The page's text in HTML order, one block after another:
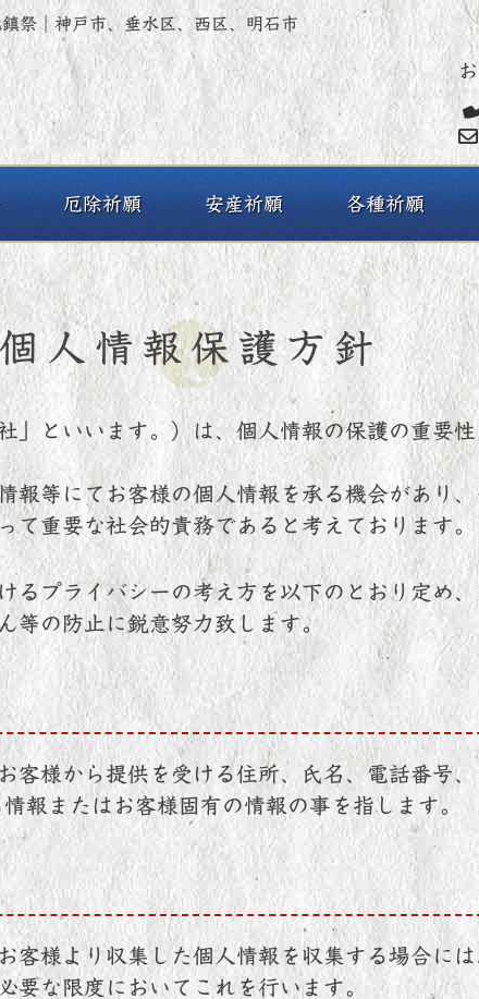
祭｜神戸市、垂水区、西区、明石市
厄除祈願 安産祈願 各種祈願
個人情報保護方針
」といいます。）は、個人情報の保護の重要性
報等にてお客様の個人情報を承る機会があり
て重要な社会的責務であると考えております。
るプライバシーの考え方を以下のとおり定め
等の防止に鋭意努力致します。
客様から提供を受ける住所、氏名、電話番号
報またはお客様固有の情報の事を指します。
客様より収集した個人情報を収集する場合に
要な限度においてこれを行います。